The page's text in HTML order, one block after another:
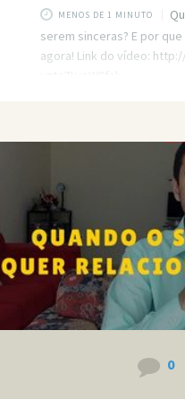
MENOS DE 1 MINUTO
serem sinceras? E por
agora! Link do vídeo:
0